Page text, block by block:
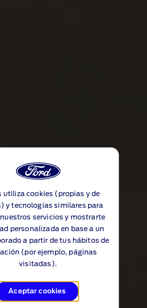
utiliza cookies (propias y de
y tecnologías similares para
servicios y mostrarte
personalizada en base a un
a partir de tus hábitos de
(por ejemplo, páginas
visitadas).
Aceptar cookies